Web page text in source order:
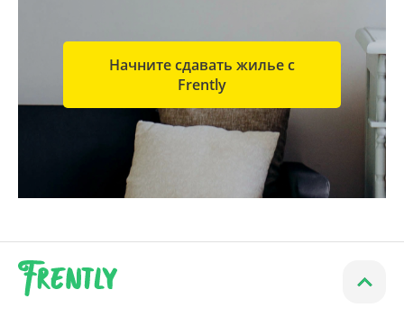
Начните сдавать жилье с
Frently